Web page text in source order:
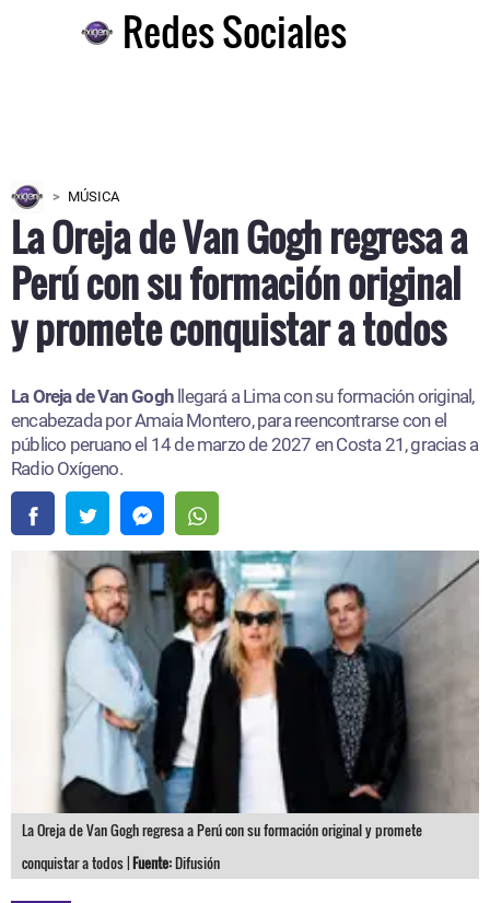
Redes Sociales
MÚSICA
La Oreja de Van Gogh regresa a
Perú con su formación original
y promete conquistar a todos
La Oreja de Van Gogh llegará a Lima con su formación original,
encabezada por Amaia Montero, para reencontrarse con el
público peruano el 14 de marzo de 2027 en Costa 21, gracias a
Radio Oxígeno.
La Oreja de Van Gogh regresa a Perú con su formación original y promete
conquistar a todos |Fuente:Difusión